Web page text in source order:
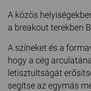
A közös
a breakout terekben
A színeket és a
hogy a cég
letisztultságát
segítse az egymás